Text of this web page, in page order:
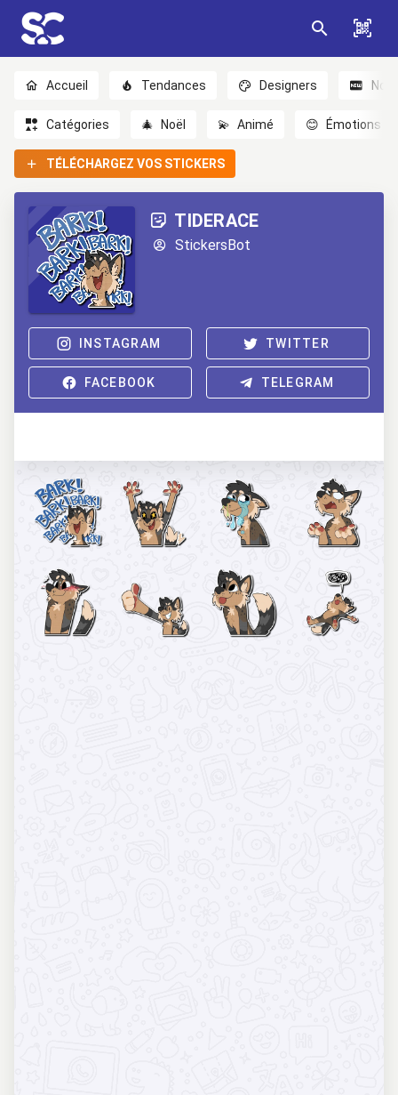
Accueil Tendances Designers
Catégories 🎄 Noël 💫 Animé 😊 Émotions
TÉLÉCHARGEZ VOS STICKERS
TIDERACE
StickersBot
INSTAGRAM TWITTER
FACEBOOK TELEGRAM